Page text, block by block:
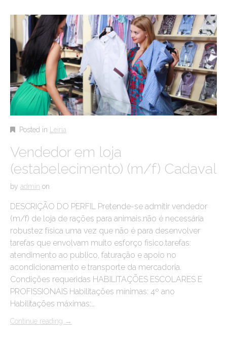
Posted in Leiria
Vendedor em loja
(estabelecimento) (m/f) Cadaval
by admin on
DESCRIÇÃO DO PERFIL Pretende-se admitir vendedor
(m/f) de loja de rações para animais.não é necessária
robustez física uma vez que não é para desenvolver
tarefas que envolvam muito esforço fisico.tarefas:
atendimento ao publico, faturação e apoio no
acondicionamento e transporte da mercadoria.
Condições requeridas HABILITAÇÕES ESCOLARES E
PROFISSIONAIS Habilitações mínimas: 4º ano
Habilitações máximas:…
Continue reading →